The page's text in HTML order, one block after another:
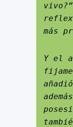
más
Y el